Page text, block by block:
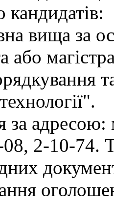
вища за
або
за
2-10-74.